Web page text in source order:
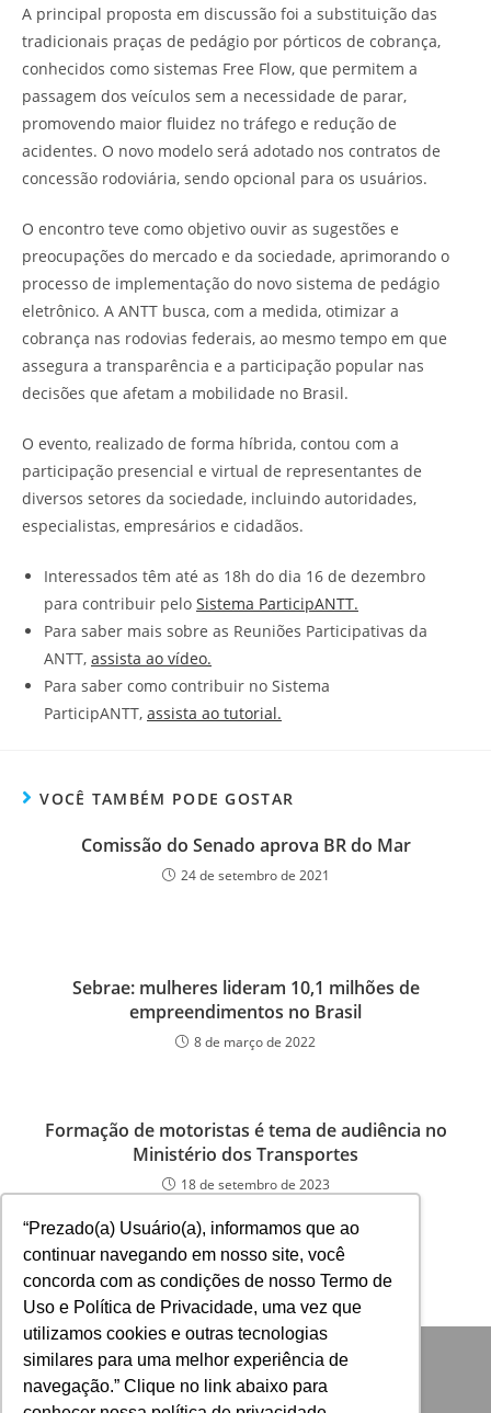
“Prezado(a) Usuário(a), informamos que ao
continuar navegando em nosso site, você
concorda com as condições de nosso Termo de
Uso e Política de Privacidade, uma vez que
utilizamos cookies e outras tecnologias
similares para uma melhor experiência de
navegação.” Clique no link abaixo para
A principal proposta em discussão foi a substituição das
tradicionais praças de pedágio por pórticos de cobrança,
conhecidos como sistemas Free Flow, que permitem a
passagem dos veículos sem a necessidade de parar,
promovendo maior fluidez no tráfego e redução de
acidentes. O novo modelo será adotado nos contratos de
concessão rodoviária, sendo opcional para os usuários.
O encontro teve como objetivo ouvir as sugestões e
preocupações do mercado e da sociedade, aprimorando o
processo de implementação do novo sistema de pedágio
eletrônico. A ANTT busca, com a medida, otimizar a
cobrança nas rodovias federais, ao mesmo tempo em que
assegura a transparência e a participação popular nas
decisões que afetam a mobilidade no Brasil.
O evento, realizado de forma híbrida, contou com a
participação presencial e virtual de representantes de
diversos setores da sociedade, incluindo autoridades,
especialistas, empresários e cidadãos.
Interessados têm até as 18h do dia 16 de dezembro
para contribuir pelo Sistema ParticipANTT.
Para saber mais sobre as Reuniões Participativas da
ANTT, assista ao vídeo.
Para saber como contribuir no Sistema
ParticipANTT, assista ao tutorial.
VOCÊ TAMBÉM PODE GOSTAR
Comissão do Senado aprova BR do Mar
24 de setembro de 2021
Sebrae: mulheres lideram 10,1 milhões de
empreendimentos no Brasil
8 de março de 2022
Formação de motoristas é tema de audiência no
Ministério dos Transportes
18 de setembro de 2023